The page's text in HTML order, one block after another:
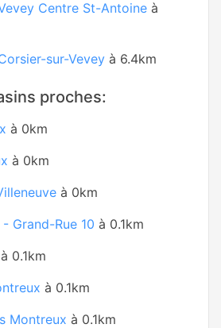
Centre St-Antoine à
sur-Vevey à 6.4km
proches:
à 0km
à 0km
à 0km
Grand-Rue 10 à 0.1km
à 0.1km
à 0.1km
Montreux à 0.1km